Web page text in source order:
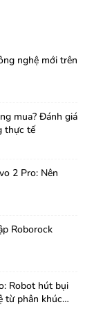
nghệ mới trên
mua? Đánh giá
thực tế
2 Pro: Nên
Roborock
Robot hút bụi
từ phân khúc